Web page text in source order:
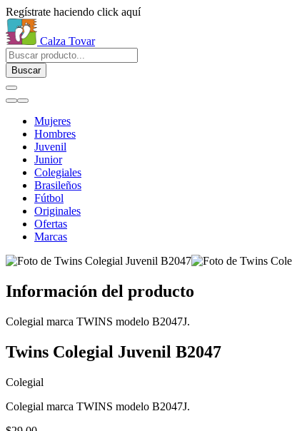
Regístrate haciendo click aquí
Calza Tovar
Buscar
Mujeres
Hombres
Juvenil
Junior
Colegiales
Brasileños
Fútbol
Originales
Ofertas
Marcas
Información del producto
Colegial marca TWINS modelo B2047J.
Twins Colegial Juvenil B2047
Colegial
Colegial marca TWINS modelo B2047J.